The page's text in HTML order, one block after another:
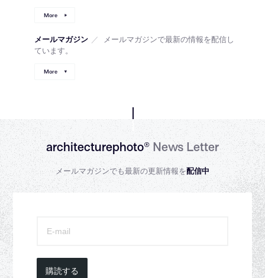
More
メールマガジン ／
メールマガジンで最新の情報を配信し
ています。
More
architecturephoto®News Letter
メールマガジンでも最新の更新情報を配信中
購読する